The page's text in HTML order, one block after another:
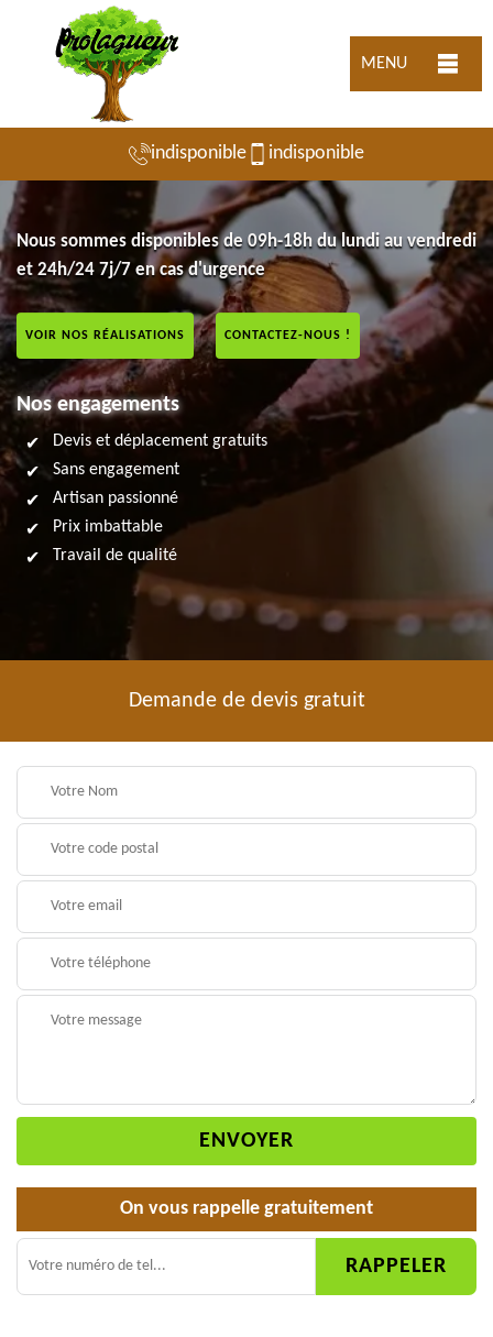
MENU
indisponible indisponible
Nous sommes disponibles de 09h-18h du lundi au vendredi
et 24h/24 7j/7 en cas d'urgence
VOIR NOS RÉALISATIONS CONTACTEZ-NOUS !
Nos engagements
Devis et déplacement gratuits
Sans engagement
Artisan passionné
Prix imbattable
Travail de qualité
Demande de devis gratuit
On vous rappelle gratuitement